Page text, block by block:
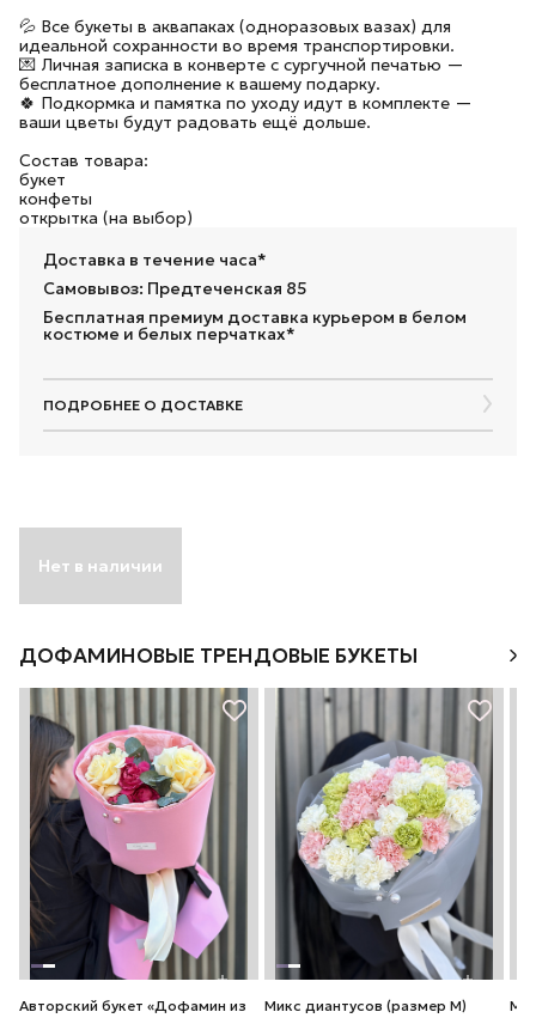
💦 Все букеты в аквапаках (одноразовых вазах) для
идеальной сохранности во время транспортировки.
💌 Личная записка в конверте с сургучной печатью —
бесплатное дополнение к вашему подарку.
🍀 Подкормка и памятка по уходу идут в комплекте —
ваши цветы будут радовать ещё дольше.
Состав товара:
букет
конфеты
открытка (на выбор)
Доставка в течение часа*
Самовывоз: Предтеченская 85
Бесплатная премиум доставка курьером в белом
костюме и белых перчатках*
ПОДРОБНЕЕ О ДОСТАВКЕ
Нет в наличии
ДОФАМИНОВЫЕ ТРЕНДОВЫЕ БУКЕТЫ
Авторский букет «Дофамин из
Микс диантусов (размер М)